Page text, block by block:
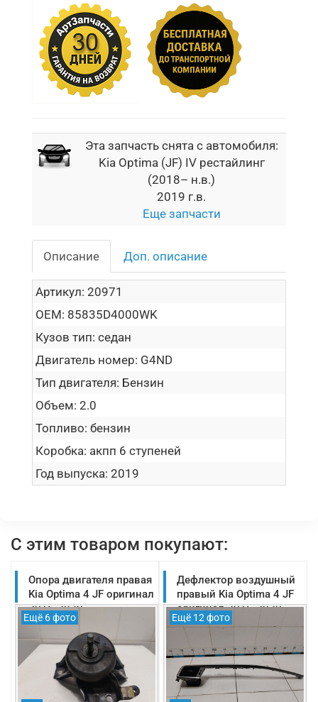
Эта запчасть снята с автомобиля:
Kia Optima (JF) IV рестайлинг
(2018– н.в.)
2019 г.в.
Еще запчасти
Описание Доп. описание
Артикул: 20971
OEM: 85835D4000WK
Кузов тип: седан
Двигатель номер: G4ND
Тип двигателя: Бензин
Объем: 2.0
Топливо: бензин
Коробка: акпп 6 ступеней
Год выпуска: 2019
С этим товаром покупают:
Опора двигателя правая
Kia Optima 4 JF оригинал
2016-2020
(21810D4120)
Ещё 6 фото
Дефлектор воздушный
правый Kia Optima 4 JF
оригинал 2016-2020
(84795D4AA0CM3)
Ещё 12 фото